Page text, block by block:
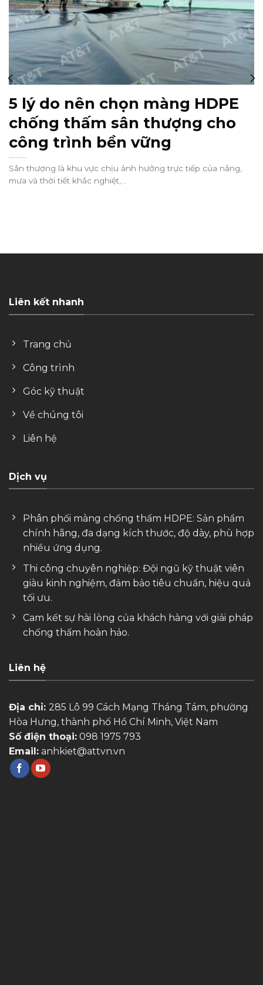
5 lý do nên chọn màng HDPE
chống thấm sân thượng cho
công trình bền vững
Sân thượng là khu vực chịu ảnh hưởng trực tiếp của nắng,
mưa và thời tiết khắc nghiệt,...
Liên kết nhanh
Trang chủ
Công trình
Góc kỹ thuật
Về chúng tôi
Liên hệ
Dịch vụ
Phân phối màng chống thấm HDPE: Sản phẩm
chính hãng, đa dạng kích thước, độ dày, phù hợp
nhiều ứng dụng.
Thi công chuyên nghiệp: Đội ngũ kỹ thuật viên
giàu kinh nghiệm, đảm bảo tiêu chuẩn, hiệu quả
tối ưu.
Cam kết sự hài lòng của khách hàng với giải pháp
chống thấm hoàn hảo.
Liên hệ
Địa chỉ: 285 Lô 99 Cách Mạng Tháng Tám, phường
Hòa Hưng, thành phố Hồ Chí Minh, Việt Nam
Số điện thoại: 098 1975 793
Email: anhkiet@attvn.vn